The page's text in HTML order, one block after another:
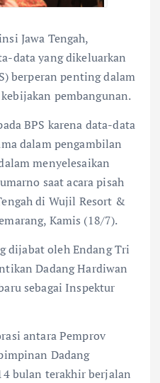
Jawa Tengah,
data yang dikeluarkan
berperan penting dalam
pembangunan.
BPS karena data-data
dalam pengambilan
menyelesaikan
saat acara pisah
di Wujil Resort &
Kamis (18/7).
dijabat oleh Endang Tri
Dadang Hardiwan
sebagai Inspektur
antara Pemprov
Dadang
bulan terakhir berjalan